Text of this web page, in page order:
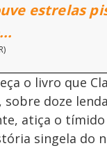
estrelas
o livro que
, sobre doze
atiça o tímido
singela do